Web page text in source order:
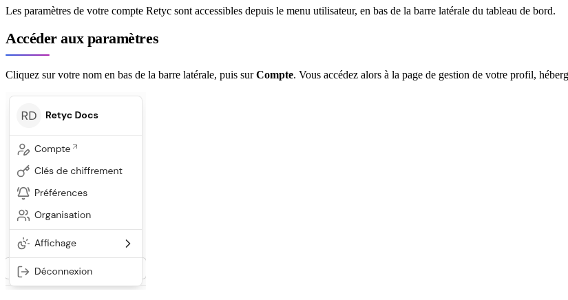
Les paramètres de votre compte Retyc sont accessibles depuis le menu utilisateur, en bas de la barre latérale du tableau de bord.
Accéder aux paramètres
Cliquez sur votre nom en bas de la barre latérale, puis surCompte. Vous accédez alors à la page de gestion de votre profil,